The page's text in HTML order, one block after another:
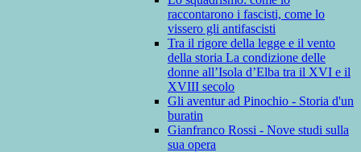
raccontarono i fascisti, come lo
vissero gli antifascisti
Tra il rigore della legge e il vento
della storia La condizione delle
donne all’Isola d’Elba tra il XVI e il
XVIII secolo
Gli aventur ad Pinochio - Storia d'un
buratin
Gianfranco Rossi - Nove studi sulla
sua opera